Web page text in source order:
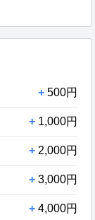
+ 500円
+ 1,000円
+ 2,000円
+ 3,000円
+ 4,000円